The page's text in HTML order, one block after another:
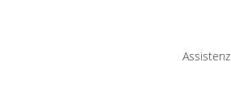
Assistenz